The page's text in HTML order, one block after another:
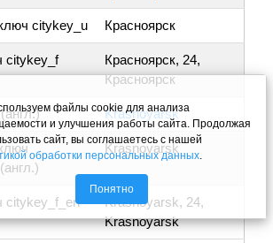
citykey_u Красноярск
citykey_f
Красноярск, 24,
Красноярск
Krasnoyarsk
Krasnoyarsk
Krasnoyarsk, 24,
Krasnoyarsk
файлы cookie для анализа
и улучшения работы сайта. Продолжая
сайт, вы соглашаетесь с нашей
обработки персональных данных.
Понятно